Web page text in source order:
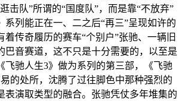
击队”所谓的“国度队”，而是靠“不放弃”
系列能正在一、二之后“再三”呈现如许的
着传奇履历的赛车“个别户”张驰、一辆旧
巴音赛道，这不只是十分需要的，以至是
飞驰人生3》做为系列的第三部，《飞驰
的处所，沈腾了过往脚色中那种强烈的
表演取类型的融合。张驰凭仗多年堆集的